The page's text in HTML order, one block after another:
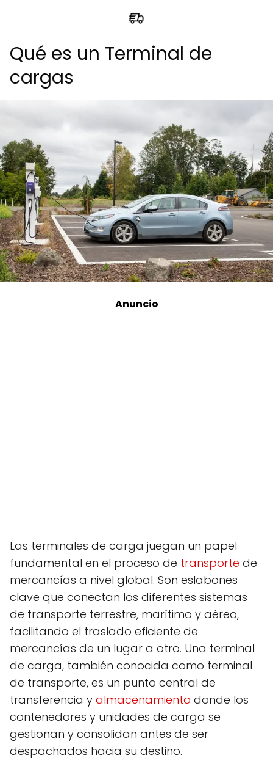
Qué es un Terminal de
cargas
Las terminales de carga juegan un papel
fundamental en el proceso de transporte de
mercancías a nivel global. Son eslabones
clave que conectan los diferentes sistemas
de transporte terrestre, marítimo y aéreo,
facilitando el traslado eficiente de
mercancías de un lugar a otro. Una terminal
de carga, también conocida como terminal
de transporte, es un punto central de
transferencia y almacenamiento donde los
contenedores y unidades de carga se
gestionan y consolidan antes de ser
despachados hacia su destino.